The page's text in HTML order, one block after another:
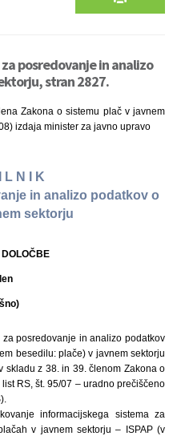
posredovanje in analizo
stran 2827.
Zakona o sistemu plač v javnem
izdaja minister za javno upravo
L N I K
in analizo podatkov o
sektorju
posredovanje in analizo podatkov
besedilu: plače) v javnem sektorju
z 38. in 39. členom Zakona o
RS, št. 95/07 – uradno prečiščeno
informacijskega sistema za
v javnem sektorju – ISPAP (v